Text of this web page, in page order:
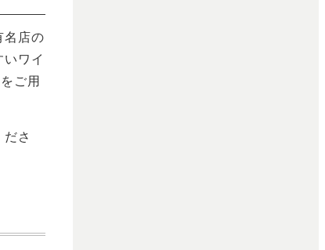
名店の
ワイ
ご用
さ